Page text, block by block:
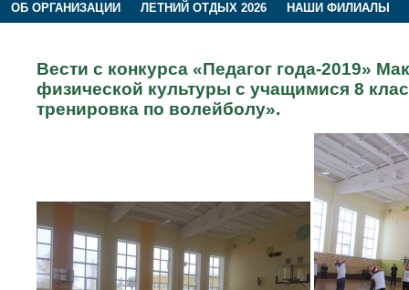
ОБ ОРГАНИЗАЦИИ ЛЕТНИЙ ОТДЫХ 2026
НАШИ ФИЛИАЛЫ
Вести с конкурса «Педагог года-2019»
физической культуры с учащимися 8
тренировка по волейболу».